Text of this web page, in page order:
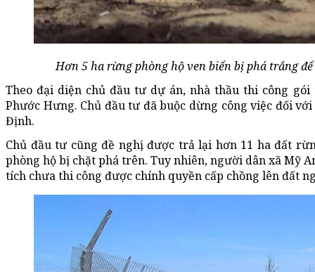
Hơn 5 ha rừng phòng hộ ven biển bị phá trắng
Theo đại diện chủ đầu tư dự án, nhà thầu thi công
Phước Hưng. Chủ đầu tư đã buộc dừng công việc đối
Định.
Chủ đầu tư cũng đề nghị được trả lại hơn 11 ha đất
phòng hộ bị chặt phá trên. Tuy nhiên, người dân xã Mỹ
tích chưa thi công được chính quyền cấp chồng lên đất